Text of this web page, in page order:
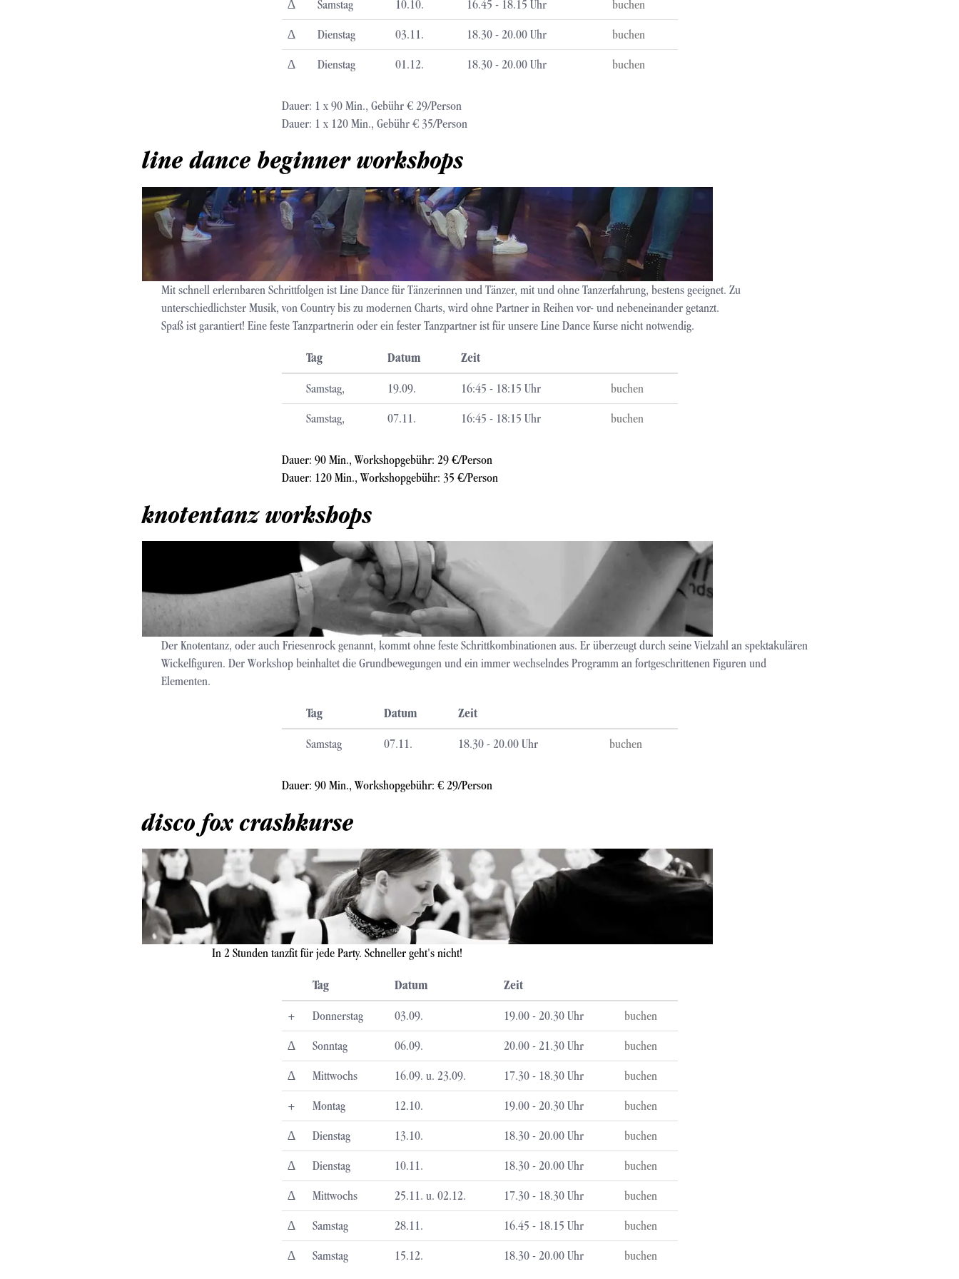
∆ Samstag 10.10. 16.45 - 18.15 Uhr buchen
∆ Dienstag 03.11. 18.30 - 20.00 Uhr buchen
∆ Dienstag 01.12. 18.30 - 20.00 Uhr buchen
Dauer: 1 x 90 Min., Gebühr € 29/Person
Dauer: 1 x 120 Min., Gebühr € 35/Person
line dance beginner workshops
Mit schnell erlernbaren Schrittfolgen ist Line Dance für Tänzerinnen und Tänzer, mit und ohne Tanzerfahrung, bestens geeignet. Zu
unterschiedlichster Musik, von Country bis zu modernen Charts, wird ohne Partner in Reihen vor- und nebeneinander getanzt.
Spaß ist garantiert! Eine feste Tanzpartnerin oder ein fester Tanzpartner ist für unsere Line Dance Kurse nicht notwendig.
Tag Datum Zeit
Samstag, 19.09. 16:45 - 18:15 Uhr buchen
Samstag, 07.11. 16:45 - 18:15 Uhr buchen
Dauer: 90 Min., Workshopgebühr: 29 €/Person
Dauer: 120 Min., Workshopgebühr: 35 €/Person
knotentanz workshops
Der Knotentanz, oder auch Friesenrock genannt, kommt ohne feste Schrittkombinationen aus. Er überzeugt durch seine Vielzahl an spektakulären
Wickelfiguren. Der Workshop beinhaltet die Grundbewegungen und ein immer wechselndes Programm an fortgeschrittenen Figuren und
Elementen.
Tag Datum Zeit
Samstag 07.11. 18.30 - 20.00 Uhr buchen
Dauer: 90 Min., Workshopgebühr: € 29/Person
disco fox crashkurse
In 2 Stunden tanzfit für jede Party. Schneller geht's nicht!
Tag Datum Zeit
+ Donnerstag 03.09. 19.00 - 20.30 Uhr buchen
∆ Sonntag 06.09. 20.00 - 21.30 Uhr buchen
∆ Mittwochs 16.09. u. 23.09. 17.30 - 18.30 Uhr buchen
+ Montag 12.10. 19.00 - 20.30 Uhr buchen
∆ Dienstag 13.10. 18.30 - 20.00 Uhr buchen
∆ Dienstag 10.11. 18.30 - 20.00 Uhr buchen
∆ Mittwochs 25.11. u. 02.12. 17.30 - 18.30 Uhr buchen
∆ Samstag 28.11. 16.45 - 18.15 Uhr buchen
∆ Samstag 15.12. 18.30 - 20.00 Uhr buchen